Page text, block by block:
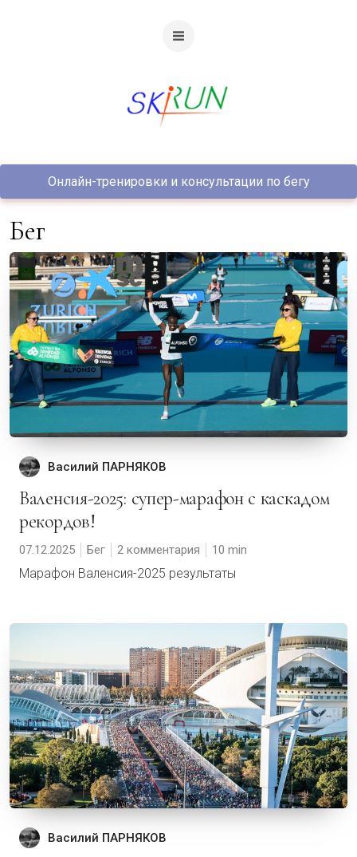
Онлайн-тренировки и консультации по бегу
Бег
Василий ПАРНЯКОВ
Валенсия-2025: супер-марафон с каскадом
рекордов!
07.12.2025 Бег 2 комментария 10
Марафон Валенсия-2025 результаты
Василий ПАРНЯКОВ